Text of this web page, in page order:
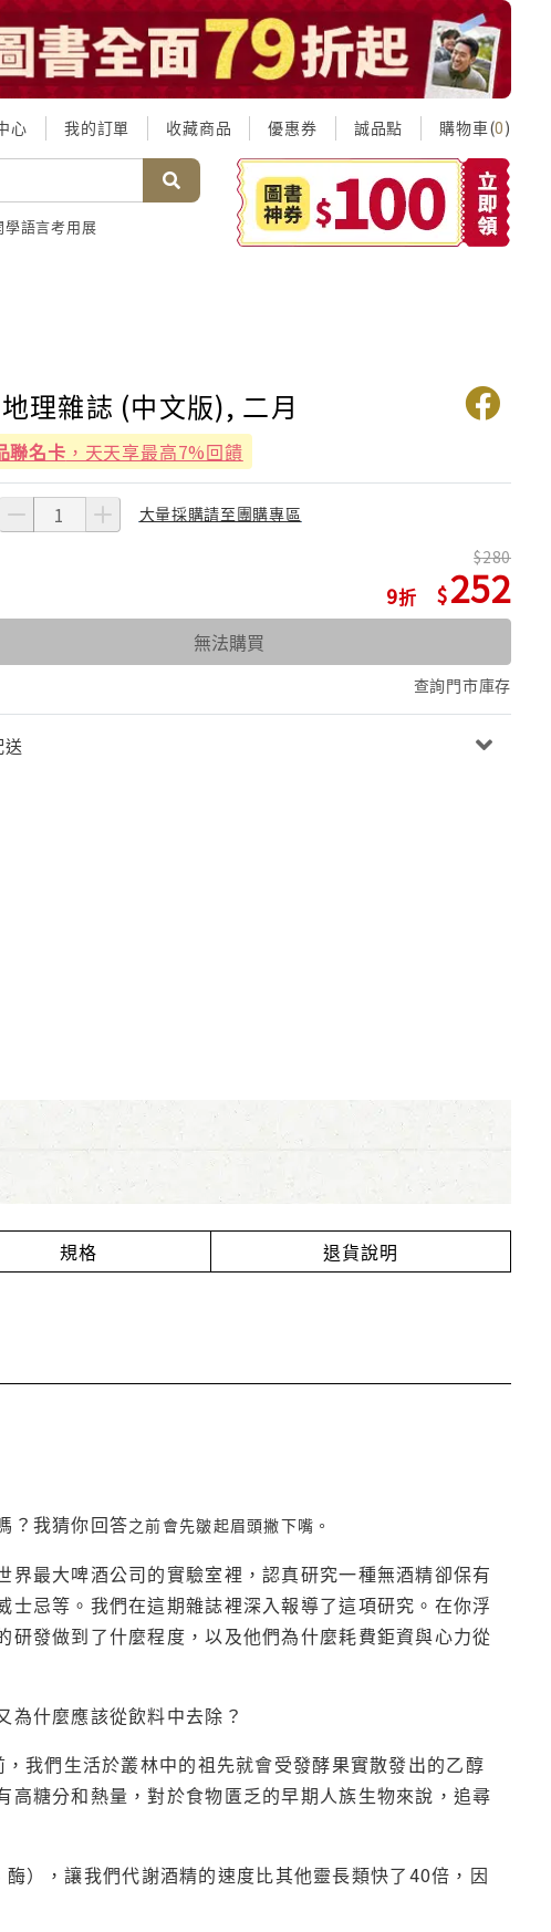
心 我的訂單 收藏商品 優惠券 誠品點 購物車(0)
學語言考用展
理雜誌 (中文版), 二月
聯名卡 ，天天享最高7%回饋
大量採購請至團購專區
9
280
252
無法購買
查詢門市庫存
規格 退貨說明
？我猜你回答之前會先皺起眉頭撇下嘴。
最大啤酒公司的實驗室裡，認真研究一種無酒精卻保有
忌等。我們在這期雜誌裡深入報導了這項研究。在你浮
發做到了什麼程度，以及他們為什麼耗費鉅資與心力從
什麼應該從飲料中去除？
我們生活於叢林中的祖先就會受發酵果實散發出的乙醇
高糖分和熱量，對於食物匱乏的早期人族生物來說，追尋
），讓我們代謝酒精的速度比其他靈長類快了40倍，因